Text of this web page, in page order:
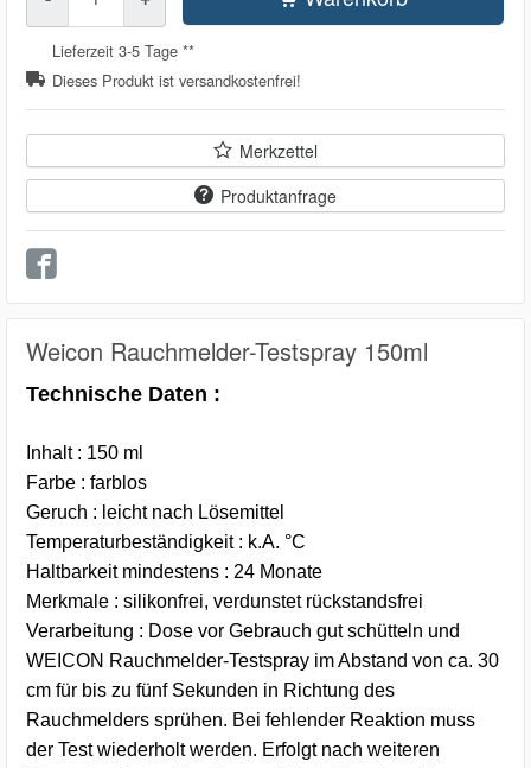
Lieferzeit 3-5 Tage **
Dieses Produkt ist versandkostenfrei!
Merkzettel
Produktanfrage
Weicon Rauchmelder-Testspray 150ml
Technische Daten :
Inhalt : 150 ml
Farbe : farblos
Geruch : leicht nach Lösemittel
Temperaturbeständigkeit : k.A. °C
Haltbarkeit mindestens : 24 Monate
Merkmale : silikonfrei, verdunstet rückstandsfrei
Verarbeitung : Dose vor Gebrauch gut schütteln und
WEICON Rauchmelder-Testspray im Abstand von ca. 30
cm für bis zu fünf Sekunden in Richtung des
Rauchmelders sprühen. Bei fehlender Reaktion muss
der Test wiederholt werden. Erfolgt nach weiteren